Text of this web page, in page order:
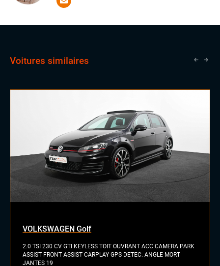
domaine. Il a la chance d'apprendre aux côtés de
vendeurs expérimentés, une opportunité qui lui ouvrira
commercial.
Voitures similaires
VOLKSWAGEN Golf
2.0 TSI 230 CV GTI KEYLESS TOIT OUVRANT ACC CAMERA PARK
ASSIST FRONT ASSIST CARPLAY GPS DETEC. ANGLE MORT
JANTES 19